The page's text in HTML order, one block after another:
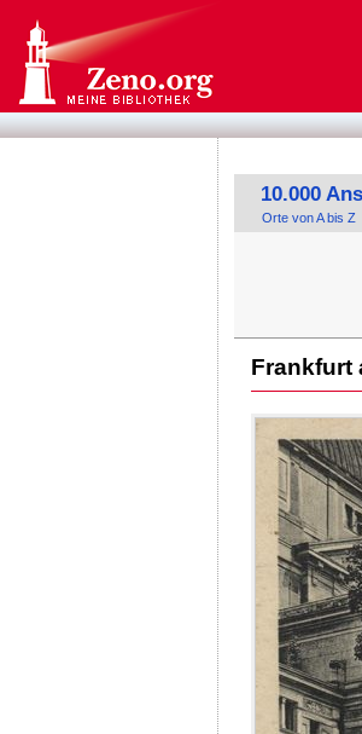
10.000
Orte von A bis Z
Frankfurt